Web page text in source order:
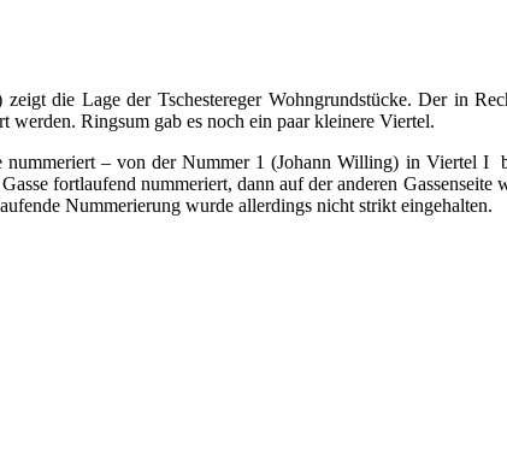
die Lage der Tschestereger Wohngrundstücke. Der in
Ringsum gab es noch ein paar kleinere Viertel.
nummeriert – von der Nummer 1 (Johann Willing) in
fortlaufend nummeriert, dann auf der anderen
Nummerierung wurde allerdings nicht strikt eingehalten.